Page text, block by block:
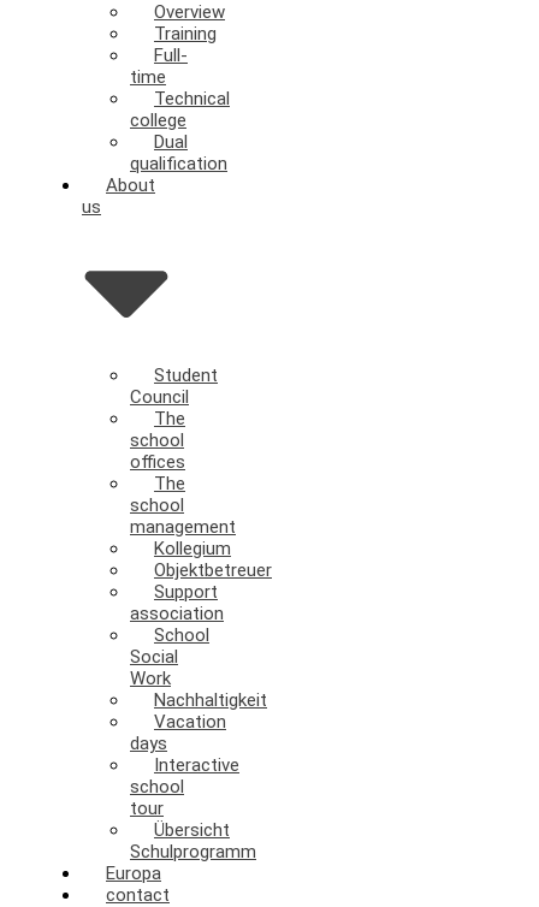
Overview
Training
Full-
time
Technical
college
Dual
qualification
About
us
Student
Council
The
school
offices
The
school
management
Kollegium
Objektbetreuer
Support
association
School
Social
Work
Nachhaltigkeit
Vacation
days
Interactive
school
tour
Übersicht
Schulprogramm
Europa
contact